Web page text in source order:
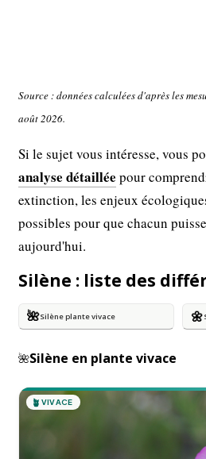
Source : données calculées d'après les
août 2026.
Si le sujet vous intéresse, vous
analyse détaillée pour
extinction, les enjeux
possibles pour que chacun
aujourd'hui.
Silène : liste des
🌺Silène plante vivace 🌼
🌺Silène en plante vivace
🪴 VIVACE